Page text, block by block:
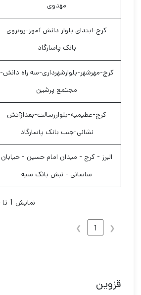
مهدوی
کرج-ابتدای بلوار دانش آموز-روبروی
بانک پاسارگاد
کرج-مهرشهر-بلوارشهرداری-سه راه دانش-
مجتمع پرشین
کرج-عظیمیه-بلواررسالت-بعدازآتش
نشانی-جنب بانک پاسارگاد
البرز - کرج - میدان امام حسین - خیابان
ساسانی - نبش بانک سپه
نمایش 1 تا 14 از مجموع 14 مورد
❮
1
❯
قزوین